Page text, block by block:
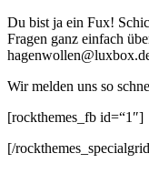
Du bist ja ein Fux!
Fragen ganz einfach
Wir melden uns so
[rockthemes_fb id=“1″]
[/